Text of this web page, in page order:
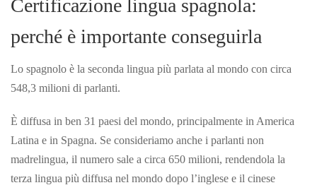
Certificazione lingua spagnola:
perché è importante conseguirla
Lo spagnolo è la seconda lingua più parlata al mondo con circa
548,3 milioni di parlanti.
È diffusa in ben 31 paesi del mondo, principalmente in America
Latina e in Spagna. Se consideriamo anche i parlanti non
madrelingua, il numero sale a circa 650 milioni, rendendola la
terza lingua più diffusa nel mondo dopo l’inglese e il cinese